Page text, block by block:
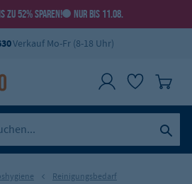
ZU 52% SPAREN! NUR BIS 11.08.
Verkauf Mo-Fr (8-18 Uhr)
Reinigungsbedarf